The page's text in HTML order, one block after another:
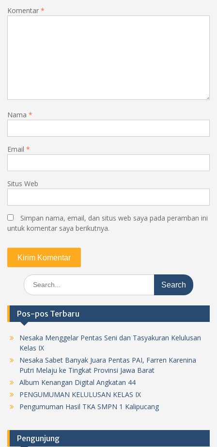
Komentar *
Nama *
Email *
Situs Web
Simpan nama, email, dan situs web saya pada peramban ini
untuk komentar saya berikutnya.
Search
for:
Pos-pos Terbaru
Nesaka Menggelar Pentas Seni dan Tasyakuran Kelulusan
Kelas IX
Nesaka Sabet Banyak Juara Pentas PAI, Farren Karenina
Putri Melaju ke Tingkat Provinsi Jawa Barat
Album Kenangan Digital Angkatan 44
PENGUMUMAN KELULUSAN KELAS IX
Pengumuman Hasil TKA SMPN 1 Kalipucang
Pengunjung